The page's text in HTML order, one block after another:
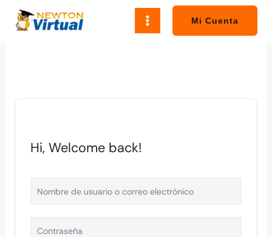
Mi Cuenta
Hi, Welcome back!